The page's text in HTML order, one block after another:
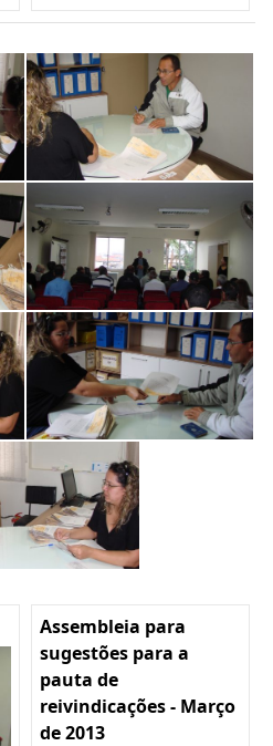
Assembleia para
sugestões para a
pauta de
reivindicações - Março
de 2013